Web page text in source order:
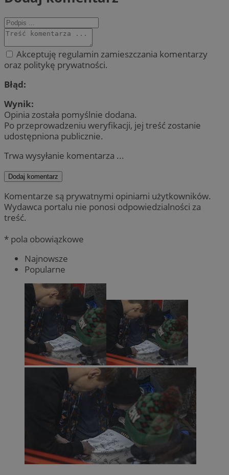
Akceptuję regulamin zamieszczania komentarzy
oraz politykę prywatności.
Błąd:
Wynik:
Opinia została pomyślnie dodana.
Po przeprowadzeniu weryfikacji, jej treść zostanie
udostępniona publicznie.
Trwa wysyłanie komentarza ...
Dodaj komentarz
Komentarze są prywatnymi opiniami użytkowników.
Wydawca portalu nie ponosi odpowiedzialności za
treść.
* pola obowiązkowe
Najnowsze
Popularne